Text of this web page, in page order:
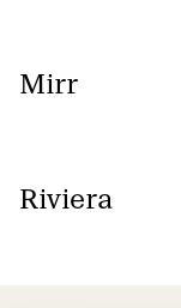
Mirr
Riviera